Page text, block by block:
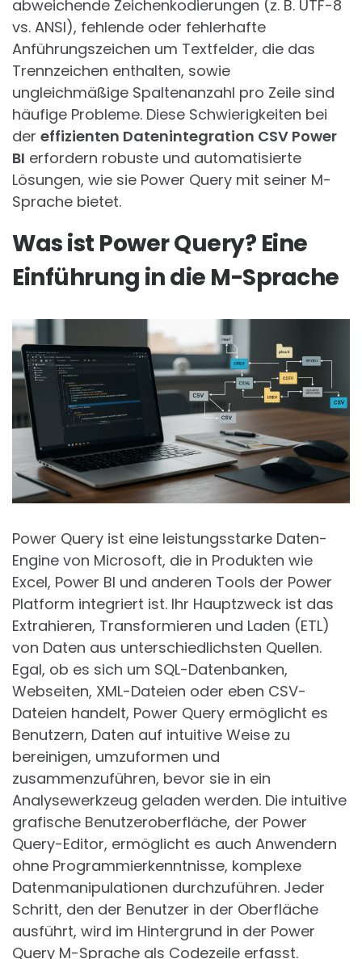
abweichende Zeichenkodierungen (z. B. UTF-8
vs. ANSI), fehlende oder fehlerhafte
Anführungszeichen um Textfelder, die das
Trennzeichen enthalten, sowie
ungleichmäßige Spaltenanzahl pro Zeile sind
häufige Probleme. Diese Schwierigkeiten bei
der effizienten Datenintegration CSV Power
BI erfordern robuste und automatisierte
Lösungen, wie sie Power Query mit seiner M-
Sprache bietet.
Was ist Power Query? Eine
Einführung in die M-Sprache
Power Query ist eine leistungsstarke Daten-
Engine von Microsoft, die in Produkten wie
Excel, Power BI und anderen Tools der Power
Platform integriert ist. Ihr Hauptzweck ist das
Extrahieren, Transformieren und Laden (ETL)
von Daten aus unterschiedlichsten Quellen.
Egal, ob es sich um SQL-Datenbanken,
Webseiten, XML-Dateien oder eben CSV-
Dateien handelt, Power Query ermöglicht es
Benutzern, Daten auf intuitive Weise zu
bereinigen, umzuformen und
zusammenzuführen, bevor sie in ein
Analysewerkzeug geladen werden. Die intuitive
grafische Benutzeroberfläche, der Power
Query-Editor, ermöglicht es auch Anwendern
ohne Programmierkenntnisse, komplexe
Datenmanipulationen durchzuführen. Jeder
Schritt, den der Benutzer in der Oberfläche
ausführt, wird im Hintergrund in der Power
Query M-Sprache als Codezeile erfasst.